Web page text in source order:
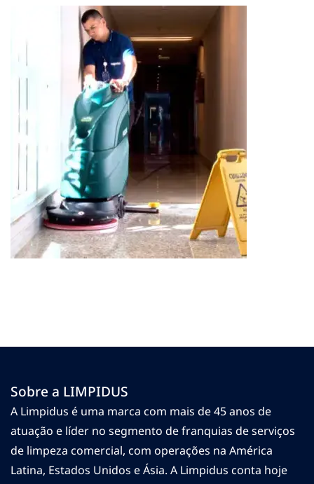
Sobre a LIMPIDUS
A Limpidus é uma marca com mais de 45 anos de
atuação e líder no segmento de franquias de serviços
de limpeza comercial, com operações na América
Latina, Estados Unidos e Ásia. A Limpidus conta hoje